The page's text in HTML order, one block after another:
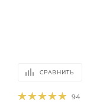
СРАВНИТЬ
94